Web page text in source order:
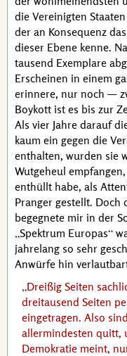
die Vereinigten
der an Konsequenz
dieser Ebene kenne.
tausend Exemplare
Erscheinen in einem
erinnere, nur noch —
Boykott ist es bis zur
Als vier Jahre darauf
kaum ein gegen die
enthalten, wurden sie
Wutgeheul
enthüllt habe, als
Pranger gestellt. Doch
begegnete mir in der
Spektrum Europas
jahrelang so sehr
Anwürfe hin
Dreißig Seiten
dreitausend Seiten
eingetragen. Also
allermindesten quitt,
Demokratie meint,